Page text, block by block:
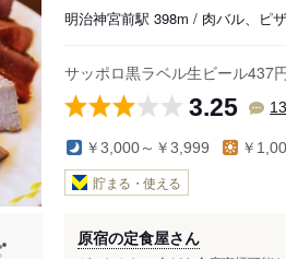
明治神宮前駅 398m / 肉バル、ピ
サッポロ黒ラベル生ビール437
3.25
￥3,000～￥3,999 ￥
貯まる・使える
原宿の定食屋さん